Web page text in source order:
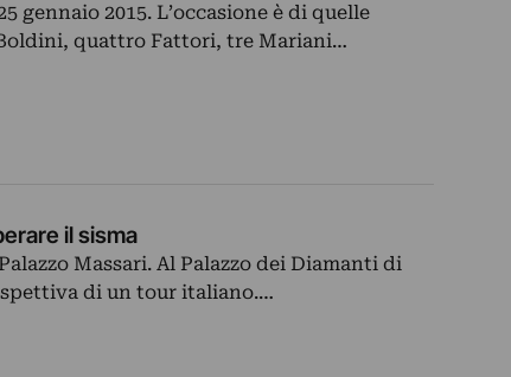
gennaio 2015. L’occasione è di quelle
quattro Fattori, tre Mariani…
il sisma
Massari. Al Palazzo dei Diamanti di
di un tour italiano.…